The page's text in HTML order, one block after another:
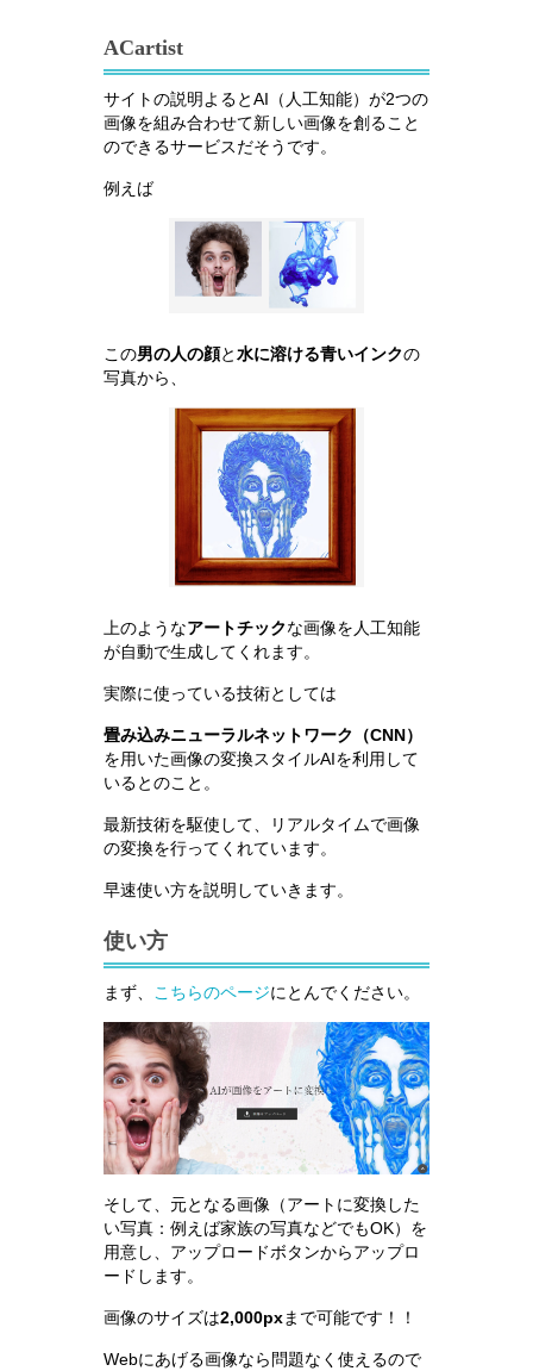
ACartist
サイトの説明よるとAI（人工知能）が2つの
画像を組み合わせて新しい画像を創ること
のできるサービスだそうです。
例えば
この男の人の顔と水に溶ける青いインクの
写真から、
上のようなアートチックな画像を人工知能
が自動で生成してくれます。
実際に使っている技術としては
畳み込みニューラルネットワーク（CNN）
を用いた画像の変換スタイルAIを利用して
いるとのこと。
最新技術を駆使して、リアルタイムで画像
の変換を行ってくれています。
早速使い方を説明していきます。
使い方
まず、 こちらのページにとんでください。
そして、元となる画像（アートに変換した
い写真：例えば家族の写真などでもOK）を
用意し、アップロードボタンからアップロ
ードします。
画像のサイズは2,000pxまで可能です！！
Webにあげる画像なら問題なく使えるので